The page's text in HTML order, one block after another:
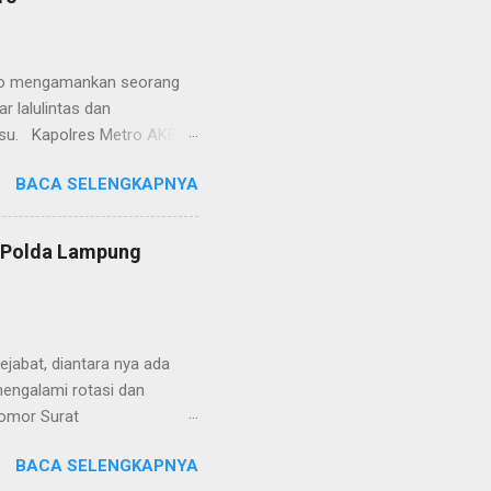
ketika telah
mengamankan seorang
lalulintas dan
Kapolres Metro AKBP
Taqwa, Jalan AH
Polres Metro
tepatnya di TL Taqwa
bongkar muat tepung
BACA SELENGKAPNYA
Lampung
diantara nya ada
rotasi dan
Surat
tersebut ada
BACA SELENGKAPNYA